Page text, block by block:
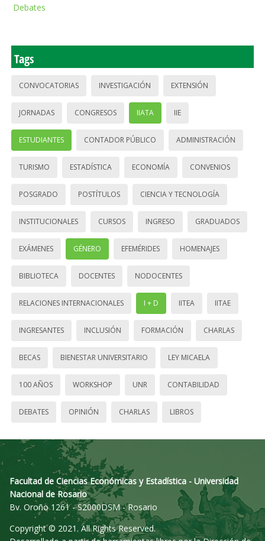
Debates
Tags
CONVOCATORIAS INVESTIGACIÓN EXTENSIÓN
JORNADAS CONGRESOS IIATA IIE
ESTUDIANTES CONTADOR PÚBLICO ADMINISTRACIÓN
TURISMO ESTADÍSTICA ECONOMÍA CONVENIOS
POSGRADO POSTÍTULOS CIENCIA Y TECNOLOGÍA
INSTITUCIONALES CURSOS INGRESO GRADUADOS
EXÁMENES GÉNERO EFEMÉRIDES HOMENAJES
BIBLIOTECA DOCENTES NODOCENTES
RELACIONES INTERNACIONALES I + D IITEA IITAE
INGRESANTES INCLUSIÓN FORMACIÓN CHARLAS
BECAS BIENESTAR UNIVERSITARIO LEY MICAELA
100 AÑOS WORKSHOP UNR CONTABILIDAD
DEBATES OPINIÓN CHARLAS LIBROS
Facultad de Ciencias Económicas y Estadística - Universidad
Nacional de Rosario
Bv. Oroño 1261 - S2000DSM - Rosario
Copyright © 2021. All Rights Reserved.